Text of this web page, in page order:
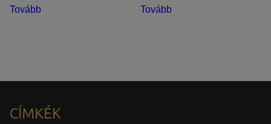
Tovább Tovább
CÍMKÉK